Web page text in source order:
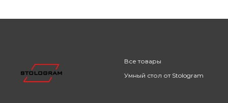
Все товары
Умный стол от Stologram